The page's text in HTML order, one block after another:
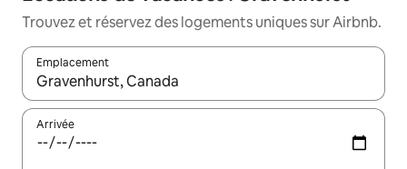
Trouvez et réservez des logements uniques sur Airbnb.
Emplacement
Quand les résultats sont affichés, parcourez-les en utilisant
Arrivée